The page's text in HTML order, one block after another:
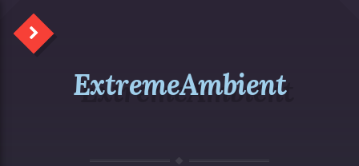
ExtremeAmbient